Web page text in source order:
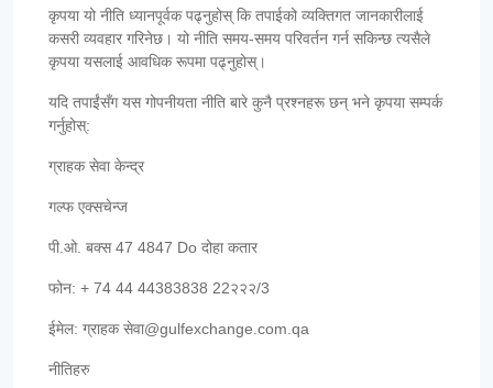
कृपया यो नीति ध्यानपूर्वक पढ्नुहोस् कि तपाईको व्यक्तिगत जानकारीलाई
कसरी व्यवहार गरिनेछ। यो नीति समय-समय परिवर्तन गर्न सकिन्छ त्यसैले
कृपया यसलाई आवधिक रूपमा पढ्नुहोस्।
यदि तपाईंसँग यस गोपनीयता नीति बारे कुनै प्रश्नहरू छन् भने कृपया सम्पर्क
गर्नुहोस्:
ग्राहक सेवा केन्द्र
गल्फ एक्सचेन्ज
पी.ओ. बक्स 47 4847 Do दोहा कतार
फोन: + 74 44 44383838 22२२२/3
ईमेल: ग्राहक सेवा@gulfexchange.com.qa
नीतिहरु